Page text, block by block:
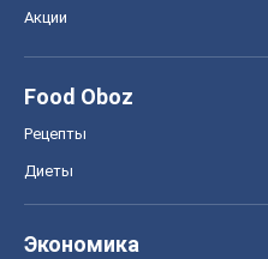
Акции
Food Oboz
Рецепты
Диеты
Экономика